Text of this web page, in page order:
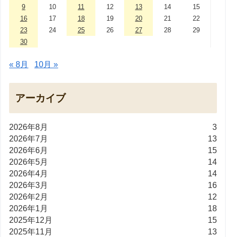
9
10 11 12 13 14
15
16
17 18 19 20 21
22
23
24 25 26 27 28
29
30
« 8月 10月 »
アーカイブ
2026年8月
3
2026年7月
13
2026年6月
15
2026年5月
14
2026年4月
14
2026年3月
16
2026年2月
12
2026年1月
18
2025年12月
15
2025年11月
13